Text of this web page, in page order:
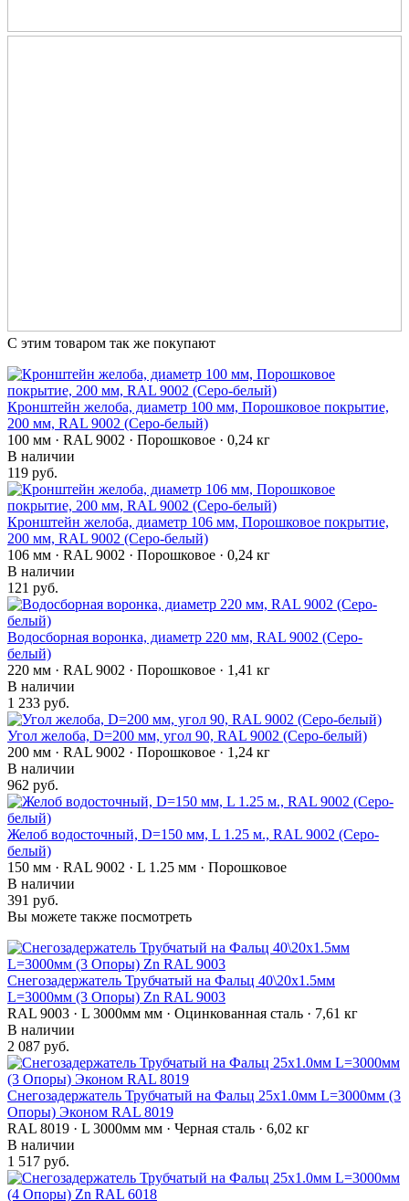
С этим товаром так же покупают
Кронштейн желоба, диаметр 100 мм, Порошковое покрытие,
200 мм, RAL 9002 (Серо-белый)
100 мм · RAL 9002 · Порошковое · 0,24 кг
В наличии
119 руб.
Кронштейн желоба, диаметр 106 мм, Порошковое покрытие,
200 мм, RAL 9002 (Серо-белый)
106 мм · RAL 9002 · Порошковое · 0,24 кг
В наличии
121 руб.
Водосборная воронка, диаметр 220 мм, RAL 9002 (Серо-
белый)
220 мм · RAL 9002 · Порошковое · 1,41 кг
В наличии
1 233 руб.
Угол желоба, D=200 мм, угол 90, RAL 9002 (Серо-белый)
200 мм · RAL 9002 · Порошковое · 1,24 кг
В наличии
962 руб.
Желоб водосточный, D=150 мм, L 1.25 м., RAL 9002 (Серо-
белый)
150 мм · RAL 9002 · L 1.25 мм · Порошковое
В наличии
391 руб.
Вы можете также посмотреть
Снегозадержатель Трубчатый на Фальц 40\20х1.5мм
L=3000мм (3 Опоры) Zn RAL 9003
RAL 9003 · L 3000мм мм · Оцинкованная сталь · 7,61 кг
В наличии
2 087 руб.
Снегозадержатель Трубчатый на Фальц 25х1.0мм L=3000мм (3
Опоры) Эконом RAL 8019
RAL 8019 · L 3000мм мм · Черная сталь · 6,02 кг
В наличии
1 517 руб.